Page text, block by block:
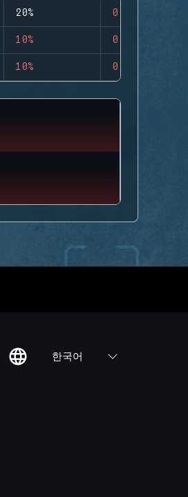
20% 0
10% 0
10% 0
한국어